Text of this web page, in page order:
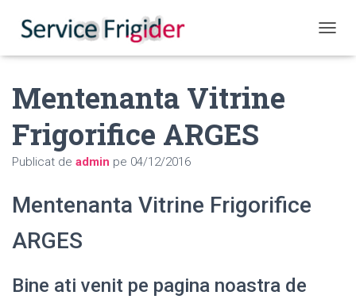
Mentenanta Vitrine
Frigorifice ARGES
Publicat de admin pe 04/12/2016
Mentenanta Vitrine Frigorifice
ARGES
Bine ati venit pe pagina noastra de